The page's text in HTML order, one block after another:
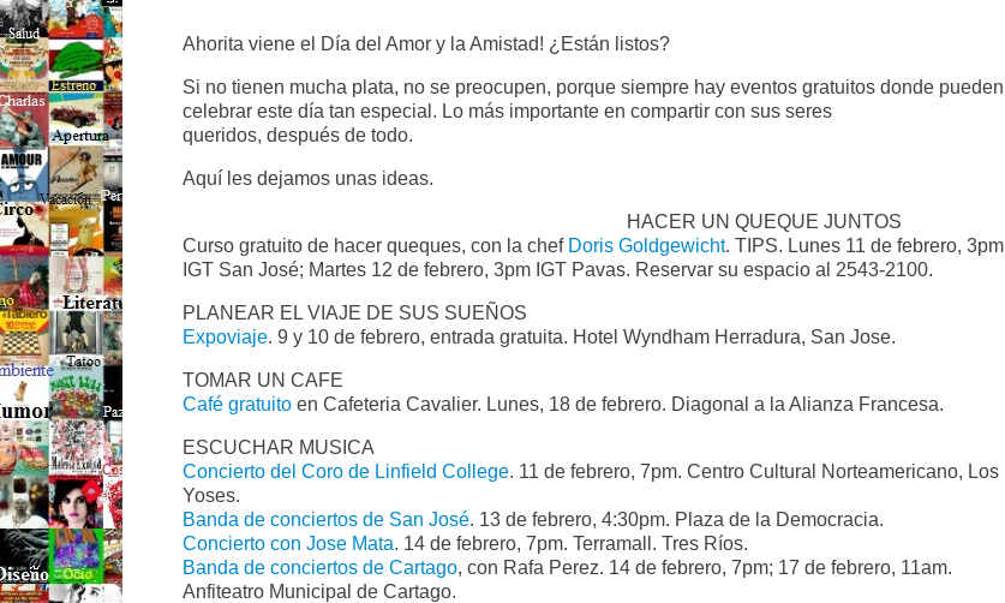
Ahorita viene el Día del Amor y la Amistad! ¿Están listos?
Si no tienen mucha plata, no se preocupen, porque siempre hay eventos gratuitos donde pueden
celebrar este día tan especial. Lo más importante en compartir con sus seres
queridos, después de todo.
Aquí les dejamos unas ideas.
HACER UN QUEQUE JUNTOS
Curso gratuito de hacer queques, con la chef Doris Goldgewicht. TIPS. Lunes 11 de febrero, 3pm
IGT San José; Martes 12 de febrero, 3pm IGT Pavas. Reservar su espacio al 2543-2100.
PLANEAR EL VIAJE DE SUS SUEÑOS
Expoviaje. 9 y 10 de febrero, entrada gratuita. Hotel Wyndham Herradura, San Jose.
TOMAR UN CAFE
Café gratuito en Cafeteria Cavalier. Lunes, 18 de febrero. Diagonal a la Alianza Francesa.
ESCUCHAR MUSICA
Concierto del Coro de Linfield College. 11 de febrero, 7pm. Centro Cultural Norteamericano, Los
Yoses.
Banda de conciertos de San José. 13 de febrero, 4:30pm. Plaza de la Democracia.
Concierto con Jose Mata. 14 de febrero, 7pm. Terramall. Tres Ríos.
Banda de conciertos de Cartago, con Rafa Perez. 14 de febrero, 7pm; 17 de febrero, 11am.
Anfiteatro Municipal de Cartago.